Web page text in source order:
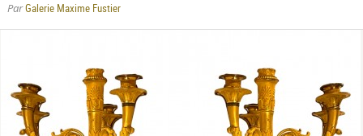
ParGalerie Maxime Fustier